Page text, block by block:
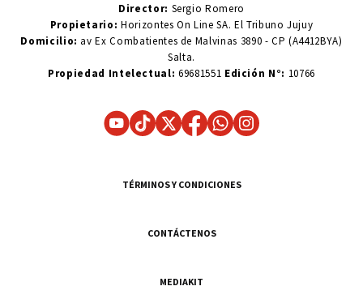
Director: Sergio Romero
Propietario:Horizontes On Line SA. El Tribuno Jujuy
Domicilio: av Ex Combatientes de Malvinas 3890 - CP (A4412BYA)
Salta.
Propiedad Intelectual: 69681551 Edición N°: 10766
TÉRMINOS Y CONDICIONES
CONTÁCTENOS
MEDIAKIT